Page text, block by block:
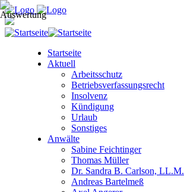
Startseite
Aktuell
Arbeitsschutz
Betriebsverfassungsrecht
Insolvenz
Kündigung
Urlaub
Sonstiges
Anwälte
Sabine Feichtinger
Thomas Müller
Dr. Sandra B. Carlson, LL.M.
Andreas Bartelmeß